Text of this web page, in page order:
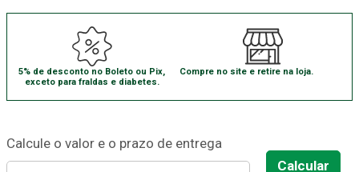
5% de desconto no Boleto ou Pix,
exceto para fraldas e diabetes.
Compre no site e retire na loja.